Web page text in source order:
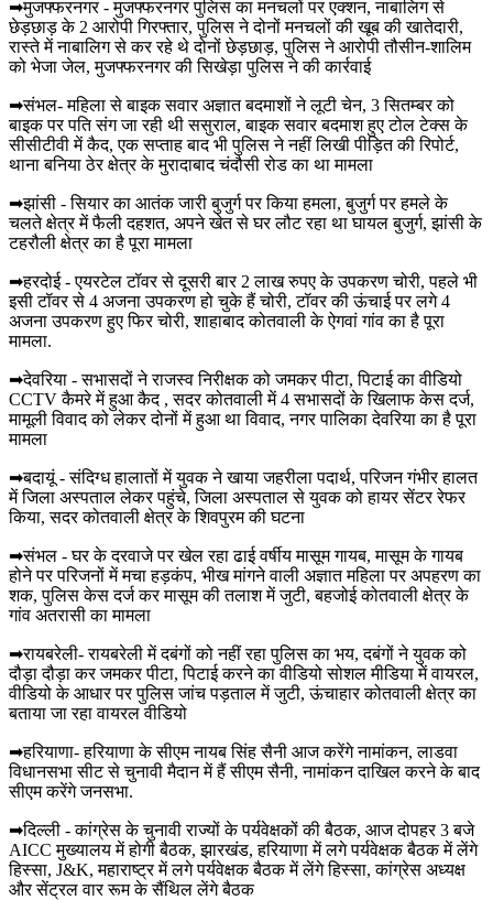
➡मुजफ्फरनगर - मुजफ्फरनगर पुलिस का मनचलों पर एक्शन, नाबालिग से
छेड़छाड़ के 2 आरोपी गिरफ्तार, पुलिस ने दोनों मनचलों की खूब की खातेदारी,
रास्ते में नाबालिग से कर रहे थे दोनों छेड़छाड़, पुलिस ने आरोपी तौसीन-शालिम
को भेजा जेल, मुजफ्फरनगर की सिखेड़ा पुलिस ने की कार्रवाई
➡संभल- महिला से बाइक सवार अज्ञात बदमाशों ने लूटी चेन, 3 सितम्बर को
बाइक पर पति संग जा रही थी ससुराल, बाइक सवार बदमाश हुए टोल टेक्स के
सीसीटीवी में कैद, एक सप्ताह बाद भी पुलिस ने नहीं लिखी पीड़ित की रिपोर्ट,
थाना बनिया ठेर क्षेत्र के मुरादाबाद चंदौसी रोड का था मामला
➡झांसी - सियार का आतंक जारी बुजुर्ग पर किया हमला, बुजुर्ग पर हमले के
चलते क्षेत्र में फैली दहशत, अपने खेत से घर लौट रहा था घायल बुजुर्ग, झांसी के
टहरौली क्षेत्र का है पूरा मामला
➡हरदोई - एयरटेल टॉवर से दूसरी बार 2 लाख रुपए के उपकरण चोरी, पहले भी
इसी टॉवर से 4 अजना उपकरण हो चुके हैं चोरी, टॉवर की ऊंचाई पर लगे 4
अजना उपकरण हुए फिर चोरी, शाहाबाद कोतवाली के ऐगवां गांव का है पूरा
मामला.
➡देवरिया - सभासदों ने राजस्व निरीक्षक को जमकर पीटा, पिटाई का वीडियो
CCTV कैमरे में हुआ कैद , सदर कोतवाली में 4 सभासदों के खिलाफ केस दर्ज,
मामूली विवाद को लेकर दोनों में हुआ था विवाद, नगर पालिका देवरिया का है पूरा
मामला
➡बदायूं - संदिग्ध हालातों में युवक ने खाया जहरीला पदार्थ, परिजन गंभीर हालत
में जिला अस्पताल लेकर पहुंचे, जिला अस्पताल से युवक को हायर सेंटर रेफर
किया, सदर कोतवाली क्षेत्र के शिवपुरम की घटना
➡संभल - घर के दरवाजे पर खेल रहा ढाई वर्षीय मासूम गायब, मासूम के गायब
होने पर परिजनों में मचा हड़कंप, भीख मांगने वाली अज्ञात महिला पर अपहरण का
शक, पुलिस केस दर्ज कर मासूम की तलाश में जुटी, बहजोई कोतवाली क्षेत्र के
गांव अतरासी का मामला
➡रायबरेली- रायबरेली में दबंगों को नहीं रहा पुलिस का भय, दबंगों ने युवक को
दौड़ा दौड़ा कर जमकर पीटा, पिटाई करने का वीडियो सोशल मीडिया में वायरल,
वीडियो के आधार पर पुलिस जांच पड़ताल में जुटी, ऊंचाहार कोतवाली क्षेत्र का
बताया जा रहा वायरल वीडियो
➡हरियाणा- हरियाणा के सीएम नायब सिंह सैनी आज करेंगे नामांकन, लाडवा
विधानसभा सीट से चुनावी मैदान में हैं सीएम सैनी, नामांकन दाखिल करने के बाद
सीएम करेंगे जनसभा.
➡दिल्ली - कांग्रेस के चुनावी राज्यों के पर्यवेक्षकों की बैठक, आज दोपहर 3 बजे
AICC मुख्यालय में होगी बैठक, झारखंड, हरियाणा में लगे पर्यवेक्षक बैठक में लेंगे
हिस्सा, J&K, महाराष्ट्र में लगे पर्यवेक्षक बैठक में लेंगे हिस्सा, कांग्रेस अध्यक्ष
और सेंट्रल वार रूम के सैंथिल लेंगे बैठक